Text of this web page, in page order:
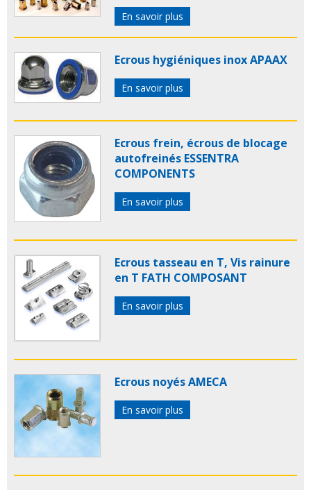
En savoir plus
Ecrous hygiéniques inox APAAX
En savoir plus
Ecrous frein, écrous de blocage
autofreinés ESSENTRA
COMPONENTS
En savoir plus
Ecrous tasseau en T, Vis rainure
en T FATH COMPOSANT
En savoir plus
Ecrous noyés AMECA
En savoir plus